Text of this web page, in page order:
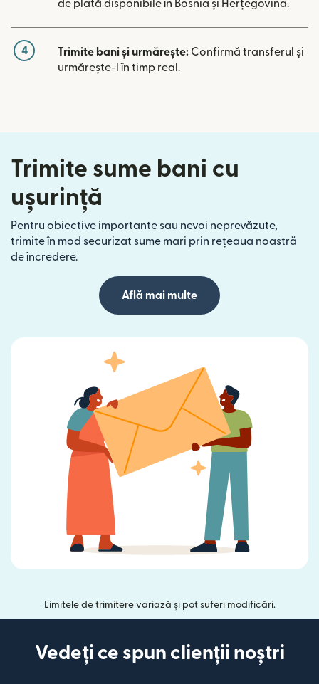
de plată disponibile în Bosnia și Herțegovina.
4 Trimite bani și urmărește: Confirmă transferul și
urmărește-l în timp real.
Trimite sume bani cu
ușurință
Pentru obiective importante sau nevoi neprevăzute,
trimite în mod securizat sume mari prin rețeaua noastră
de încredere.
Află mai multe
Limitele de trimitere variază și pot suferi modificări.
Vedeți ce spun clienții noștri